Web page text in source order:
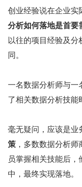
创业经验说在企业实
分析如何落地是首要
以往的项目经验及
同。
一名数据分析师与一
了相关数据分析技能
毫无疑问，应该是业
策 ，多数数据分析
员掌握相关技能后
中，最终实现落地。